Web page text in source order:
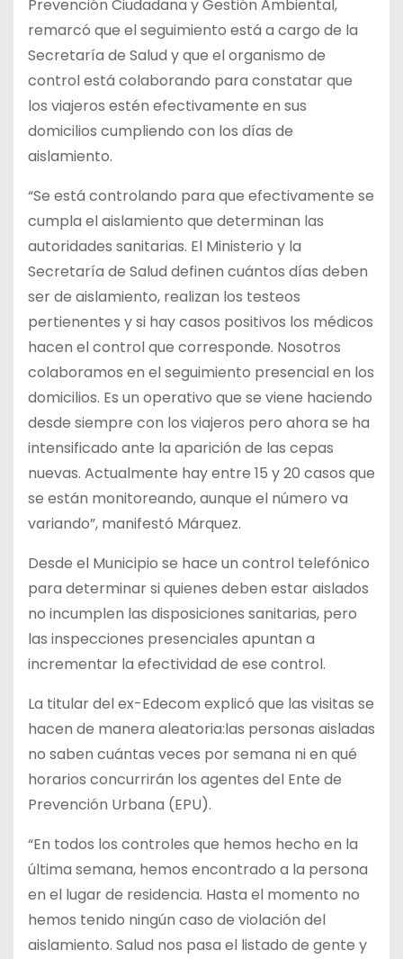
Prevención Ciudadana y Gestión Ambiental,
remarcó que el seguimiento está a cargo de la
Secretaría de Salud y que el organismo de
control está colaborando para constatar que
los viajeros estén efectivamente en sus
domicilios cumpliendo con los días de
aislamiento.
“Se está controlando para que efectivamente se
cumpla el aislamiento que determinan las
autoridades sanitarias. El Ministerio y la
Secretaría de Salud definen cuántos días deben
ser de aislamiento, realizan los testeos
pertienentes y si hay casos positivos los médicos
hacen el control que corresponde. Nosotros
colaboramos en el seguimiento presencial en los
domicilios. Es un operativo que se viene haciendo
desde siempre con los viajeros pero ahora se ha
intensificado ante la aparición de las cepas
nuevas. Actualmente hay entre 15 y 20 casos que
se están monitoreando, aunque el número va
variando”, manifestó Márquez.
Desde el Municipio se hace un control telefónico
para determinar si quienes deben estar aislados
no incumplen las disposiciones sanitarias, pero
las inspecciones presenciales apuntan a
incrementar la efectividad de ese control.
La titular del ex-Edecom explicó que las visitas se
hacen de manera aleatoria:las personas aisladas
no saben cuántas veces por semana ni en qué
horarios concurrirán los agentes del Ente de
Prevención Urbana (EPU).
“En todos los controles que hemos hecho en la
última semana, hemos encontrado a la persona
en el lugar de residencia. Hasta el momento no
hemos tenido ningún caso de violación del
aislamiento. Salud nos pasa el listado de gente y